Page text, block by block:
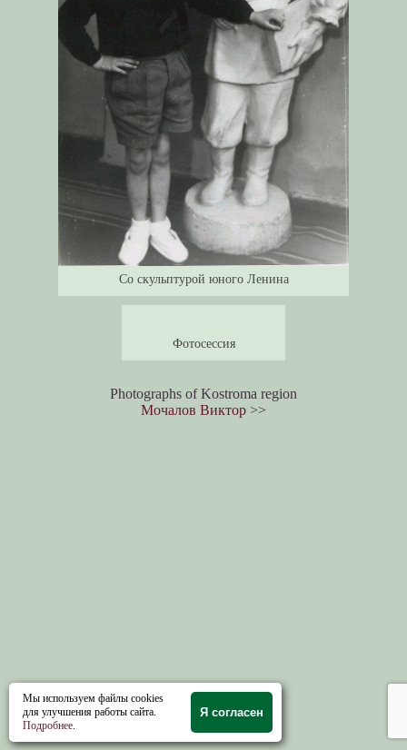
Со скульптурой юного Ленина
Фотосессия
Photographs of Kostroma region
Мочалов Виктор >>
Мы используем файлы cookies
для улучшения работы сайта.
Подробнее.
Я согласен